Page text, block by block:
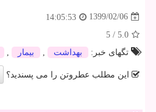
1399/02/06
14:05:53
5.0
/
5
تگهای خبر:
بهداشت , بیمار ,
این مطلب عطروتن را می پسندید؟